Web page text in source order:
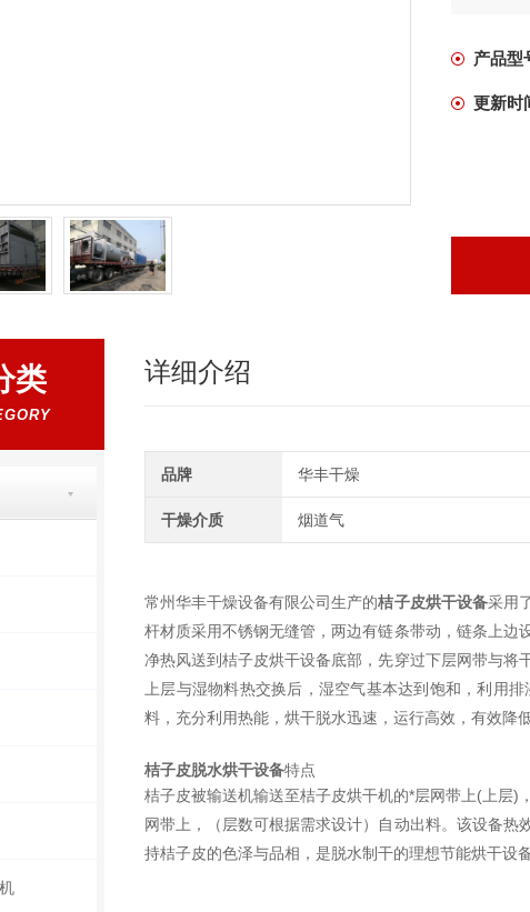
产品型
更新时
类 详细介绍
品牌 华丰干燥
干燥介质 烟道气
常州华丰干燥设备有限公司生产的桔子皮烘干设备采用
杆材质采用不锈钢无缝管，两边有链条带动，链条上
净热风送到桔子皮烘干设备底部，先穿过下层网带与将
上层与湿物料热交换后，湿空气基本达到饱和，利用
料，充分利用热能，烘干脱水迅速，运行高效，有效降低
桔子皮脱水烘干设备特点
桔子皮被输送机输送至桔子皮烘干机的*层网带上(上层
网带上，（层数可根据需求设计）自动出料。该设备热
持桔子皮的色泽与品相，是脱水制干的理想节能烘干设备